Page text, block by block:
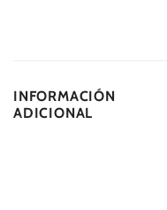
INFORMACIÓN
ADICIONAL